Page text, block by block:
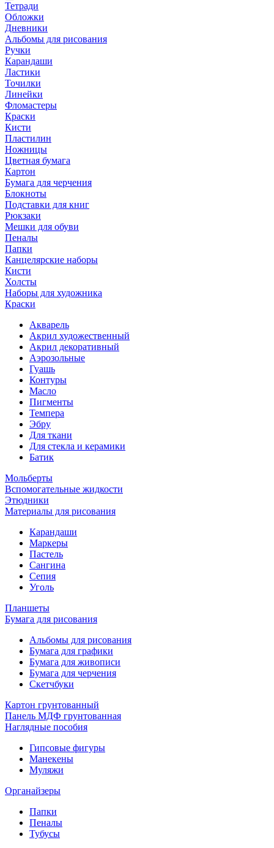
Тетради
Обложки
Дневники
Альбомы для рисования
Ручки
Карандаши
Ластики
Точилки
Линейки
Фломастеры
Краски
Кисти
Пластилин
Ножницы
Цветная бумага
Картон
Бумага для черчения
Блокноты
Подставки для книг
Рюкзаки
Мешки для обуви
Пеналы
Папки
Канцелярские наборы
Кисти
Холсты
Наборы для художника
Краски
Акварель
Акрил художественный
Акрил декоративный
Аэрозольные
Гуашь
Контуры
Масло
Пигменты
Темпера
Эбру
Для ткани
Для стекла и керамики
Батик
Мольберты
Вспомогательные жидкости
Этюдники
Материалы для рисования
Карандаши
Маркеры
Пастель
Сангина
Сепия
Уголь
Планшеты
Бумага для рисования
Альбомы для рисования
Бумага для графики
Бумага для живописи
Бумага для черчения
Скетчбуки
Картон грунтованный
Панель МДФ грунтованная
Наглядные пособия
Гипсовые фигуры
Манекены
Муляжи
Органайзеры
Папки
Пеналы
Тубусы